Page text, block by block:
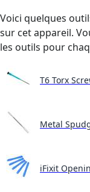
Voici quelques
sur cet appareil.
les outils pour
T6 Torx
Metal
iFixit